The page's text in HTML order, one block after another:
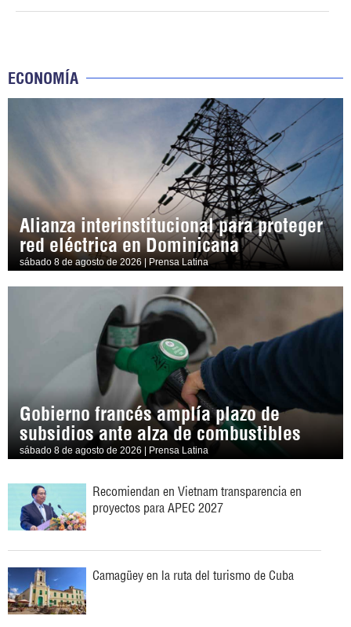
ECONOMÍA
Alianza interinstitucional para proteger
red eléctrica en Dominicana
sábado 8 de agosto de 2026 | Prensa Latina
Gobierno francés amplía plazo de
subsidios ante alza de combustibles
sábado 8 de agosto de 2026 | Prensa Latina
Recomiendan en Vietnam transparencia en
proyectos para APEC 2027
Camagüey en la ruta del turismo de Cuba